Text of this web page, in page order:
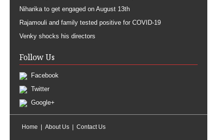
Niharika to get engaged on August 13th
Rajamouli and family tested positive for COVID-19
Venky shocks his directors
Follow Us
Facebook
Twitter
Google+
Home About Us Contact Us